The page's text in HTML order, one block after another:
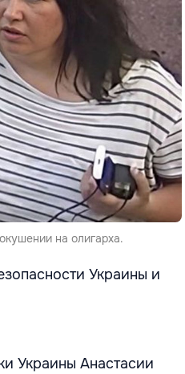
на олигарха.
Украины и
Украины Анастасии